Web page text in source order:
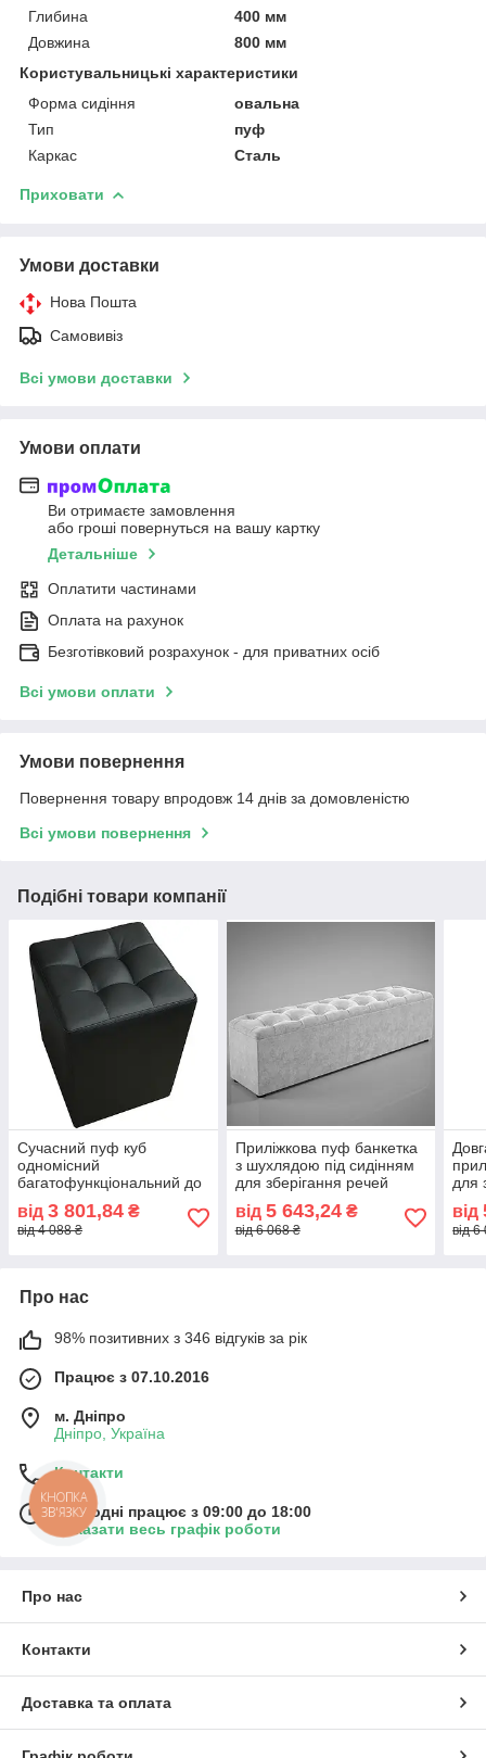
Глибина
400 мм
Довжина
800 мм
Користувальницькі характеристики
Форма сидіння
овальна
Тип
пуф
Каркас
Сталь
Приховати
Умови доставки
Нова Пошта
Самовивіз
Всі умови доставки
Умови оплати
Ви отримаєте замовлення
або гроші повернуться на вашу картку
Детальніше
Оплатити частинами
Оплата на рахунок
Безготівковий розрахунок - для приватних осіб
Всі умови оплати
Умови повернення
Повернення товару впродовж 14 днів за домовленістю
Всі умови повернення
Подібні товари компанії
Сучасний пуф куб
одномісний
багатофункціональний до
60х60х45 Sentenzo
від 3 801,84 ₴
від 4 088 ₴
Приліжкова пуф банкетка
з шухлядою під сидінням
для зберігання речей
Sentenzo
від 5 643,24₴
від 6 068 ₴
для
від
від
Про нас
98% позитивних з 346 відгуків за рік
Працює з 07.10.2016
м. Дніпро
Дніпро, Україна
Контакти
Сьогодні працює з 09:00 до 18:00
Показати весь графік роботи
Про нас
Контакти
Доставка та оплата
КНОПКА
ЗВ'ЯЗКУ